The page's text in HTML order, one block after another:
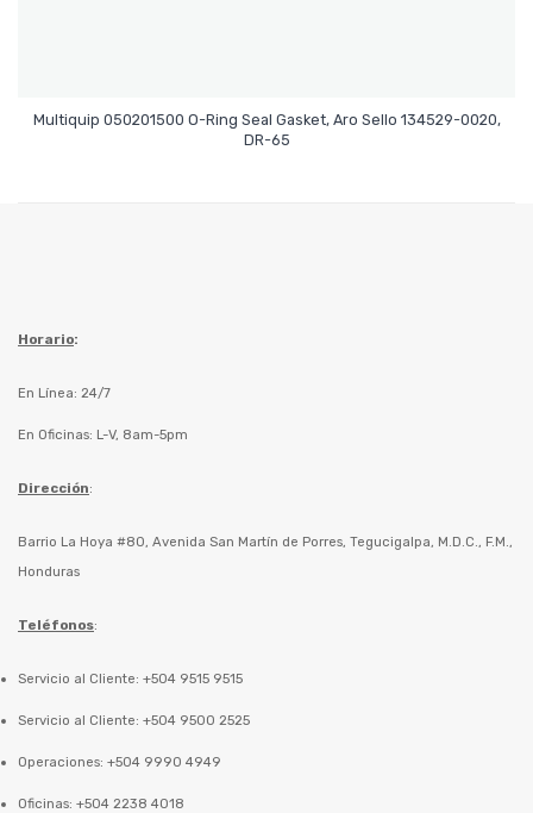
Multiquip 050201500 O-Ring Seal Gasket, Aro Sello 134529-0020,
DR-65
Leer Más
Horario:
En Línea: 24/7
En Oficinas: L-V, 8am-5pm
Dirección:
Barrio La Hoya #80, Avenida San Martín de Porres, Tegucigalpa, M.D.C., F.M.,
Honduras
Teléfonos:
Servicio al Cliente: +504 9515 9515
Servicio al Cliente: +504 9500 2525
Operaciones: +504 9990 4949
Oficinas: +504 2238 4018